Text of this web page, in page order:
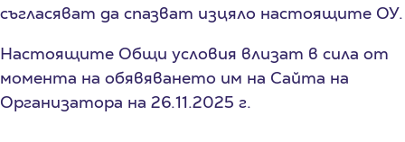
съгласяват да спазват изцяло настоящите ОУ.
Настоящите Общи условия влизат в сила от
момента на обявяването им на Сайта на
Организатора на 26.11.2025 г.